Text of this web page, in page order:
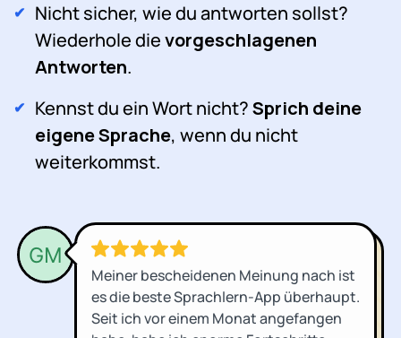
Nicht sicher, wie du antworten sollst?
Wiederhole dievorgeschlagenen
Antworten.
Kennst du ein Wort nicht?Sprich deine
eigene Sprache, wenn du nicht
weiterkommst.